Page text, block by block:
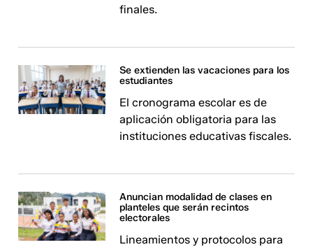
finales.
Se extienden las vacaciones para los
estudiantes
El cronograma escolar es de
aplicación obligatoria para las
instituciones educativas fiscales.
Anuncian modalidad de clases en
planteles que serán recintos
electorales
Lineamientos y protocolos para